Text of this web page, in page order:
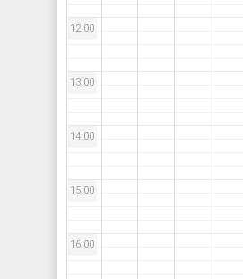
12:00
13:00
14:00
15:00
16:00